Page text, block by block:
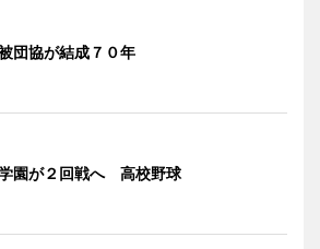
団協が結成７０年
園が２回戦へ 高校野球